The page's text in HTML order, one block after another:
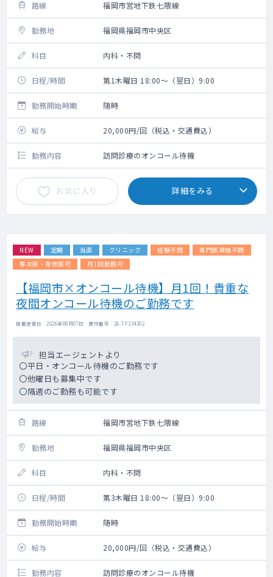
路線 福岡市営地下鉄七隈線
勤務地 福岡県福岡市中央区
科目 内科・不問
日程/時間 第1木曜日 18:00～（翌日）9:00
勤務開始時期 随時
給与 20,000円/回（税込・交通費込）
勤務内容 訪問診療のオンコール待機
お気に入り 詳細をみる
NEW 定期 当直 クリニック 経験不問
専門医資格不問
専攻医・専修医可
月1回勤務可
【福岡市×オンコール待機】月1回！貴重な
夜間オンコール待機のご勤務です
掲載更新日 : 2026年08月07日 案件番号 : 26-TF334302
担当エージェントより
〇平日・オンコール待機のご勤務です
〇他曜日も募集中です
〇隔週のご勤務も可能です
路線 福岡市営地下鉄七隈線
勤務地 福岡県福岡市中央区
科目 内科・不問
日程/時間 第3木曜日 18:00～（翌日）9:00
勤務開始時期 随時
給与 20,000円/回（税込・交通費込）
勤務内容 訪問診療のオンコール待機